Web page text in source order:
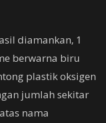
diamankan, 1
berwarna biru
plastik oksigen
jumlah sekitar
nama